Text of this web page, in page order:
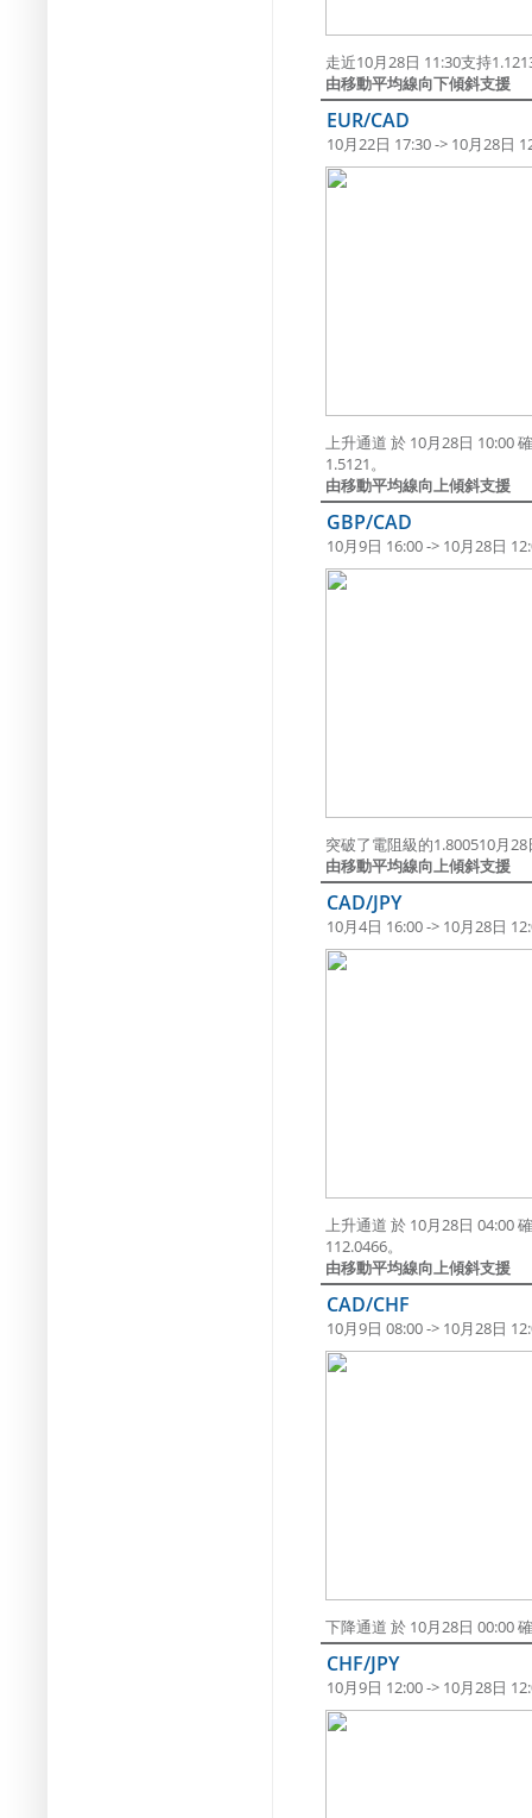
走近10月28日 11:30支持
由移動平均線向下傾斜支援
EUR/CAD
10月22日 17:30 -> 10月28日
上升通道 於 10月28日 10:00
1.5121。
由移動平均線向上傾斜支援
GBP/CAD
10月9日 16:00 -> 10月28日
突破了電阻級的1.800510月28
由移動平均線向上傾斜支援
CAD/JPY
10月4日 16:00 -> 10月28日
上升通道 於 10月28日 04:00
112.0466。
由移動平均線向上傾斜支援
CAD/CHF
10月9日 08:00 -> 10月28日
下降通道 於 10月28日 00:00
CHF/JPY
10月9日 12:00 -> 10月28日